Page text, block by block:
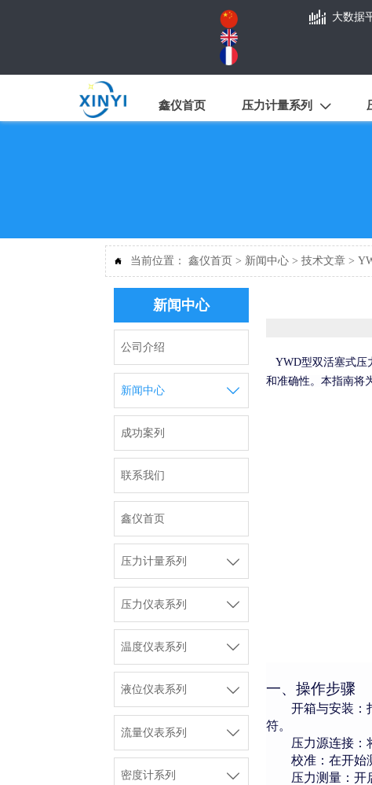
 大数据
鑫仪首页 压力计量系列 
 当前位置：鑫仪首页 > 新闻中心 >技术文章 >
新闻中心
公司介绍
新闻中心 
成功案列
联系我们
鑫仪首页
压力计量系列 
压力仪表系列 
温度仪表系列 
液位仪表系列 
流量仪表系列 
密度计系列 
YWD型双活塞式压
和准确性。本指南将
一、操作步骤
开箱与安装：
符。
压力源连接：
校准：在开始
压力测量：开